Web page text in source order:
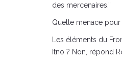
des mercenaires.”
Quelle menace
Les éléments du
Itno ? Non, répond